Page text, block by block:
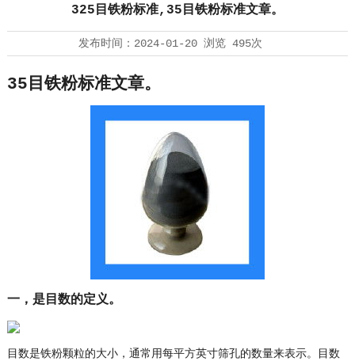
325目铁粉标准,35目铁粉标准文章。
发布时间： 2024-01-20浏览 495次
35目铁粉标准文章。
一，是目数的定义。
目数是铁粉颗粒的大小，通常用每平方英寸筛孔的数量来表示。目数